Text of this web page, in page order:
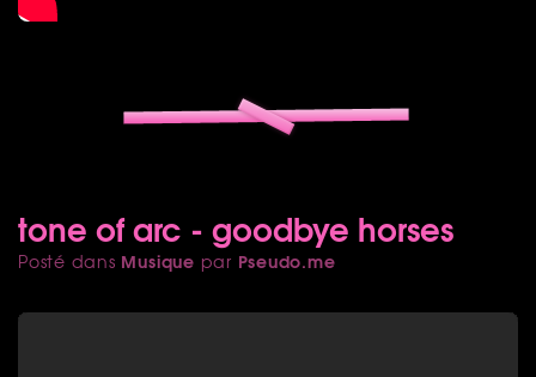
tone of arc - goodbye horses
Posté dans Musique par Pseudo.me